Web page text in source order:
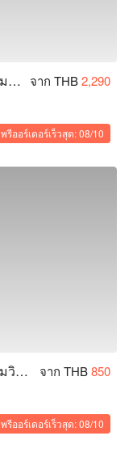
มรรคา เฮลท์แอนด์สปา (แมริออท สุขุมวิท 24) จาก THB2,290
พรีออร์เดอร์เร็วสุด: 08/10
มรรคา เฮลท์แอนด์สปา (แมริออท สุขุมวิท 24) จาก THB850
พรีออร์เดอร์เร็วสุด: 08/10